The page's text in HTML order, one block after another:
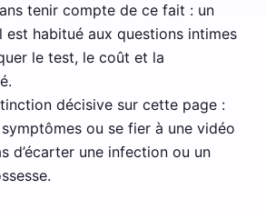
tenir compte de ce fait : un
est habitué aux questions intimes
le test, le coût et la
décisive sur cette page :
ou se fier à une vidéo
d’écarter une infection ou un